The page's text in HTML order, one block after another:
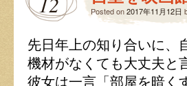
福
の
に
は
Posted on2017年11月12日
先日年上の知り合いに、
機材がなくても大丈夫と
彼女は一言「部屋を暗く